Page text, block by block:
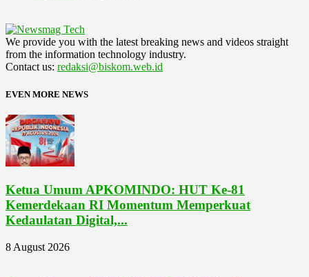
We provide you with the latest breaking news and videos straight
from the information technology industry.
Contact us: redaksi@biskom.web.id
EVEN MORE NEWS
Ketua Umum APKOMINDO: HUT Ke-81
Kemerdekaan RI Momentum Memperkuat
Kedaulatan Digital,...
8 August 2026